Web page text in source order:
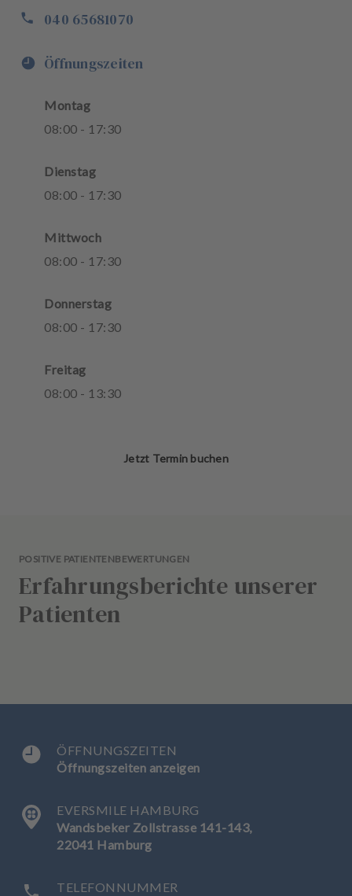
040 65681070
Öffnungszeiten
Montag
08:00 - 17:30
Dienstag
08:00 - 17:30
Mittwoch
08:00 - 17:30
Donnerstag
08:00 - 17:30
Freitag
08:00 - 13:30
Jetzt Termin buchen
POSITIVE PATIENTENBEWERTUNGEN
Erfahrungsberichte unserer
Patienten
ÖFFNUNGSZEITEN
Öffnungszeiten anzeigen
EVERSMILE HAMBURG
Wandsbeker Zollstrasse 141-143,
22041 Hamburg
TELEFONNUMMER